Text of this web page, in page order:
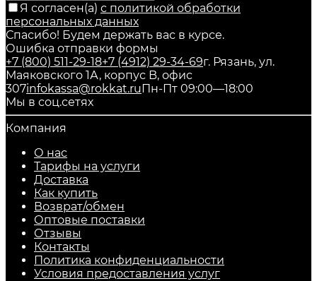
Я согласен(a) с политикой обработки
персональных данных
Спасибо! Будем держать вас в курсе.
Ошибка отправки формы
+7 (800) 511-29-18+7 (4912) 29-34-69г. Рязань, ул.
Маяковского 1А, корпус B, офис
307infokassa@rokkat.ruПн-Пт 09:00—18:00
Мы в соц.сетях
Компания
О нас
Тарифы на услуги
Доставка
Как купить
Возврат/обмен
Оптовые поставки
Отзывы
Контакты
Политика конфиденциальности
Условия предоставления услуг